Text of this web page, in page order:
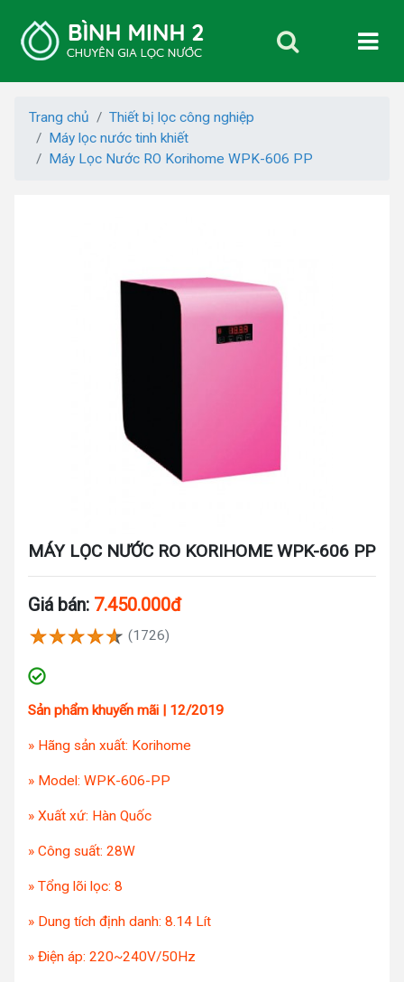
Trang chủ
Thiết bị lọc công nghiệp
Máy lọc nước tinh khiết
Máy Lọc Nước RO Korihome WPK-606 PP
MÁY LỌC NƯỚC RO KORIHOME WPK-606 PP
Giá bán: 7.450.000đ
(1726)
Sản phẩm khuyến mãi | 12/2019
» Hãng sản xuất: Korihome
» Model: WPK-606-PP
» Xuất xứ: Hàn Quốc
» Công suất: 28W
» Tổng lõi lọc: 8
» Dung tích định danh: 8.14 Lít
» Điện áp: 220~240V/50Hz